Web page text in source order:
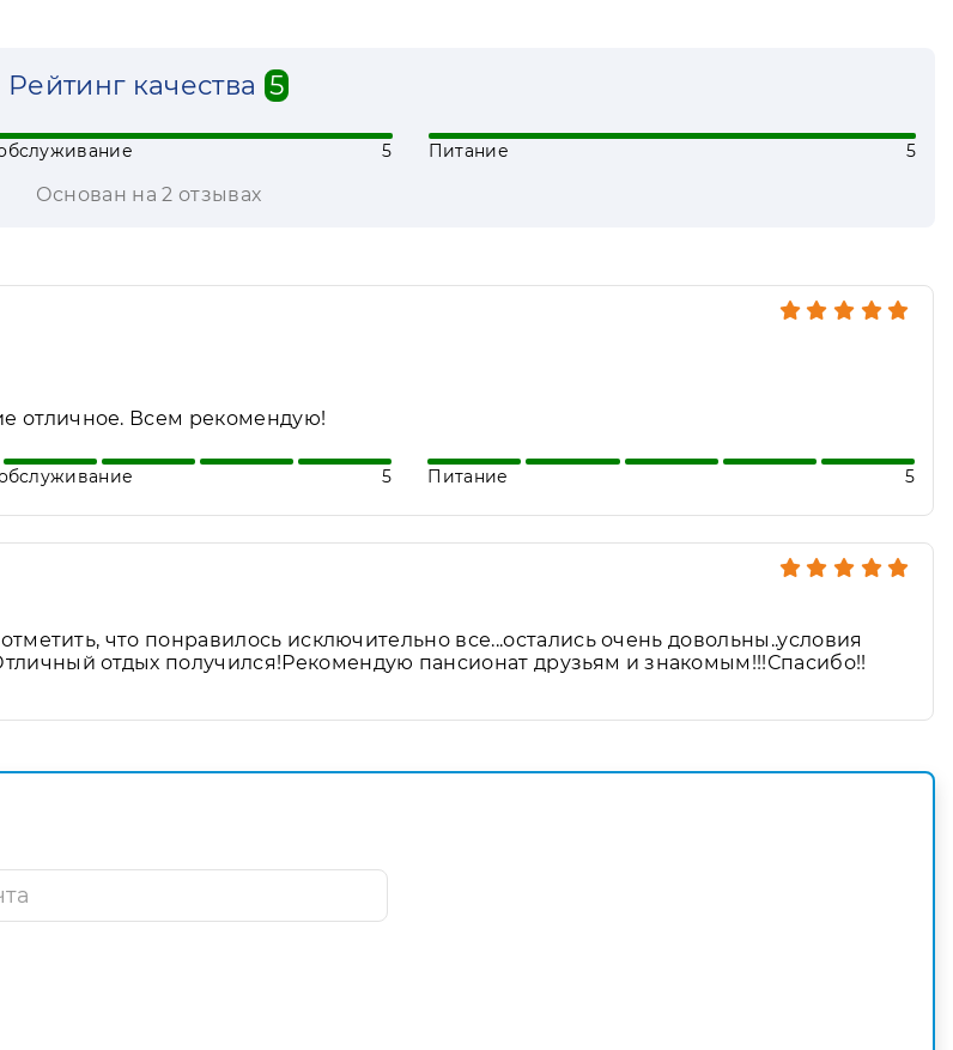
Рейтинг качества 5
5 Питание 5
Основан на 2 отзывах
отличное. Всем рекомендую!
5 Питание 5
что понравилось исключительно все...остались очень довольны..условия
отдых получился!Рекомендую пансионат друзьям и знакомым!!!Спасибо!!